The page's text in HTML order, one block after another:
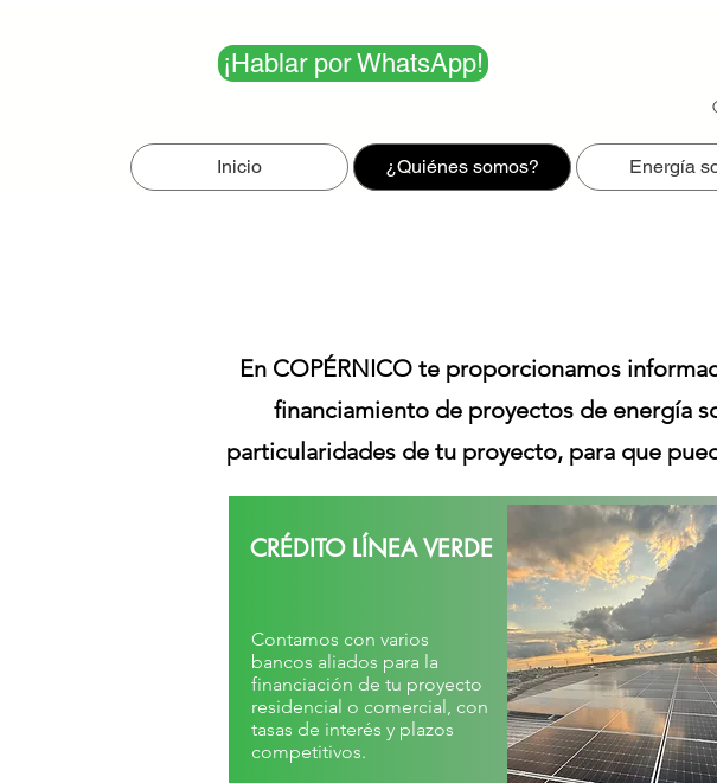
¡Hablar por WhatsApp!
Inicio ¿Quiénes somos? Energía
En COPÉRNICO te proporcionamos
financiamiento de proyectos de energía
particularidades de tu proyecto, para que
CRÉDITO LÍNEA VERDE
Contamos con varios
bancos aliados para la
financiación de tu proyecto
residencial o comercial, con
tasas de interés y plazos
competitivos.